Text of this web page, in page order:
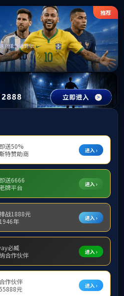
(中国)有限公司
师资队伍 教学教务
教师简介>专职教师> 正文